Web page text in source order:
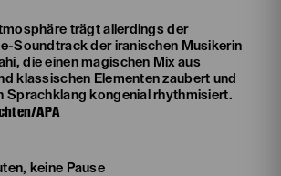
trägt allerdings der
Soundtrack der iranischen Musikerin
die einen magischen Mix aus
klassischen Elementen zaubert und
Sprachklang kongenial rhythmisiert.
APA
keine Pause